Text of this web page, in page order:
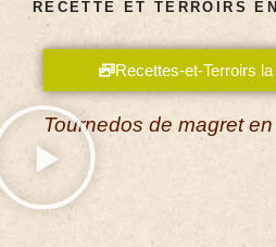
RECETTE ET TERROIRS
Recettes-et-Terroirs
Tournedos de magret